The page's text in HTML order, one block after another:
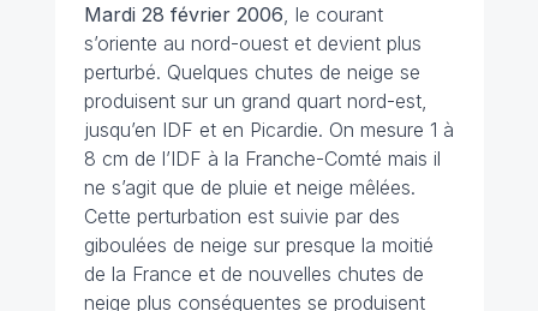
Mardi 28 février 2006, le courant
s’oriente au nord-ouest et devient plus
perturbé. Quelques chutes de neige se
produisent sur un grand quart nord-est,
jusqu’en IDF et en Picardie. On mesure 1 à
8 cm de l’IDF à la Franche-Comté mais il
ne s’agit que de pluie et neige mêlées.
Cette perturbation est suivie par des
giboulées de neige sur presque la moitié
de la France et de nouvelles chutes de
neige plus conséquentes se produisent